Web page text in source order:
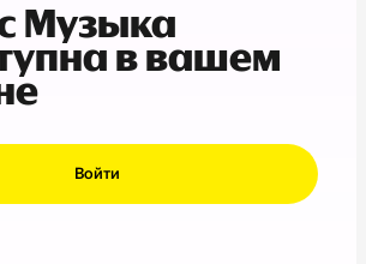
Музыка
в вашем
Войти